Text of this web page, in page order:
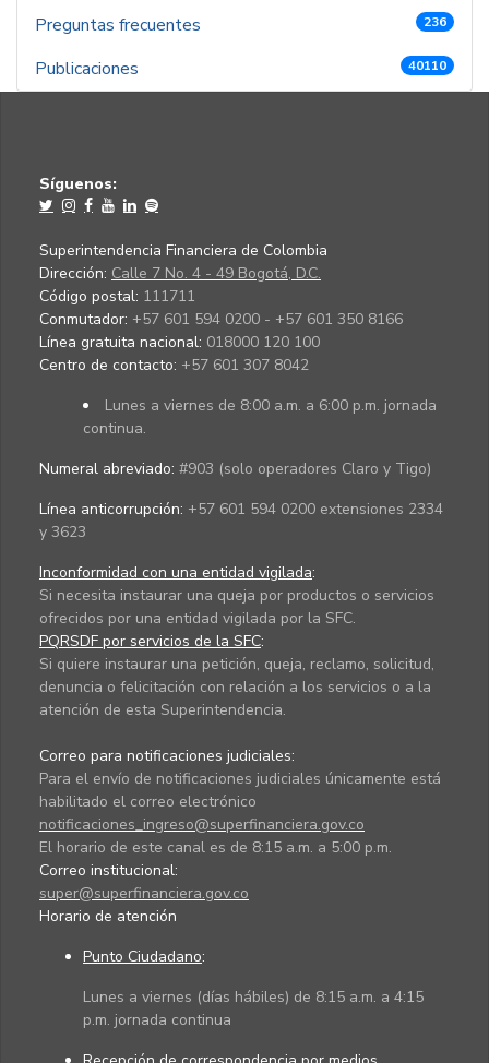
Preguntas frecuentes 236
Publicaciones 40110
Síguenos:
Superintendencia Financiera de Colombia
Dirección: Calle 7 No. 4 - 49 Bogotá, D.C.
Código postal: 111711
Conmutador: +57 601 594 0200 - +57 601 350 8166
Línea gratuita nacional: 018000 120 100
Centro de contacto: +57 601 307 8042
Lunes a viernes de 8:00 a.m. a 6:00 p.m. jornada
continua.
Numeral abreviado: #903 (solo operadores Claro y Tigo)
Línea anticorrupción: +57 601 594 0200 extensiones 2334
y 3623
Inconformidad con una entidad vigilada:
Si necesita instaurar una queja por productos o servicios
ofrecidos por una entidad vigilada por la SFC.
PQRSDF por servicios de la SFC:
Si quiere instaurar una petición, queja, reclamo, solicitud,
denuncia o felicitación con relación a los servicios o a la
atención de esta Superintendencia.
Correo para notificaciones judiciales:
Para el envío de notificaciones judiciales únicamente está
habilitado el correo electrónico
notificaciones_ingreso@superfinanciera.gov.co
El horario de este canal es de 8:15 a.m. a 5:00 p.m.
Correo institucional:
super@superfinanciera.gov.co
Horario de atención
Punto Ciudadano:
Lunes a viernes (días hábiles) de 8:15 a.m. a 4:15
p.m. jornada continua